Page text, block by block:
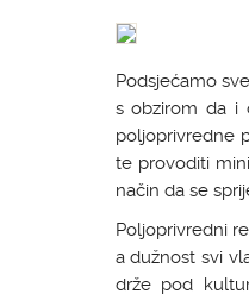
Podsjećamo
s obzirom da i
poljoprivredne
te provoditi
način da se
Poljoprivredni
a dužnost svi
drže pod